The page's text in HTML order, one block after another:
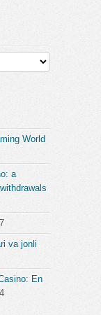
World
a
va jonli
En